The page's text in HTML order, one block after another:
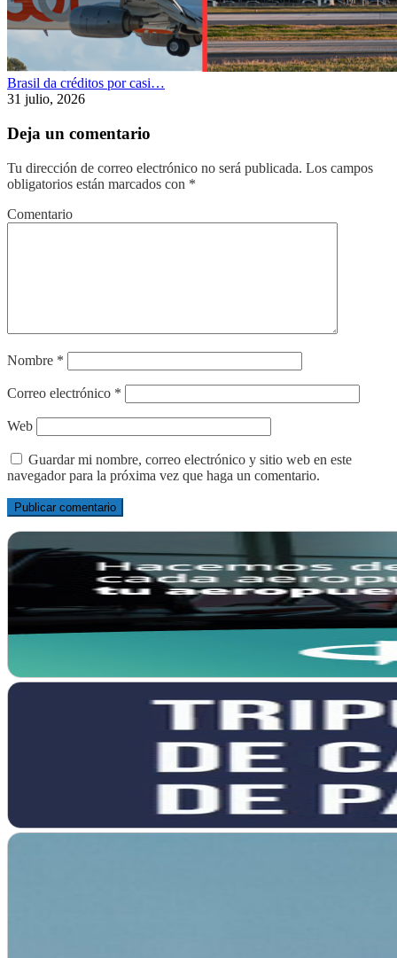
Brasil da créditos por casi…
31 julio, 2026
Deja un comentario
Tu dirección de correo electrónico no será publicada. Los campos
obligatorios están marcados con *
Comentario
Nombre *
Correo electrónico *
Web
Guardar mi nombre, correo electrónico y sitio web en este
navegador para la próxima vez que haga un comentario.